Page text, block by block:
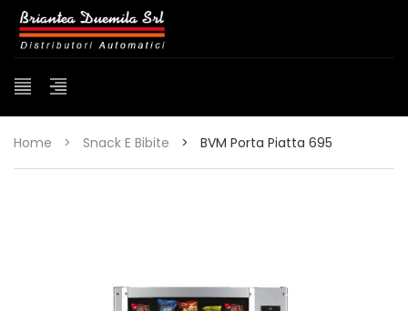
Home > Snack E Bibite > BVM Porta Piatta 695